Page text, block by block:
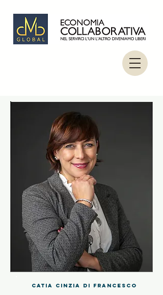
CATIA CINZIA DI FRANCESCO